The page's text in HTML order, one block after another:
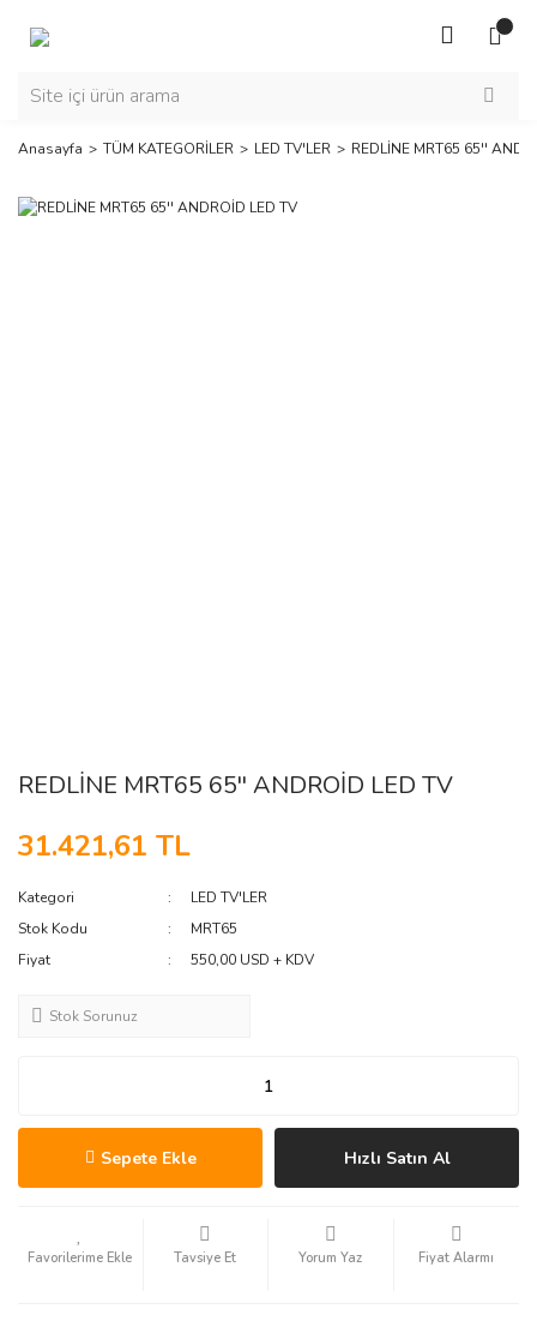
Anasayfa TÜM KATEGORİLER LED TV'LER REDLİNE MRT65 65''
REDLİNE MRT65 65'' ANDROİD LED TV
31.421,61 TL
Kategori
LED TV'LER
Stok Kodu
MRT65
Fiyat
550,00 USD + KDV
Stok Sorunuz
Sepete Ekle Hızlı Satın Al
Tavsiye Et Yorum Yaz Fiyat Alarmı